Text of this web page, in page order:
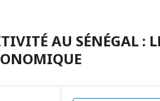
AU SÉNÉGAL :